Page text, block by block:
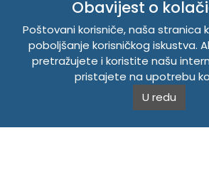
INFORMACIJE
Politika o
Uslovi korištenja
Politika privatnosti
Obavijest o
Poštovani korisniče, naša stranica
poboljšanje korisničkog iskustva.
pretražujete i koristite našu
pristajete na upotrebu
U redu